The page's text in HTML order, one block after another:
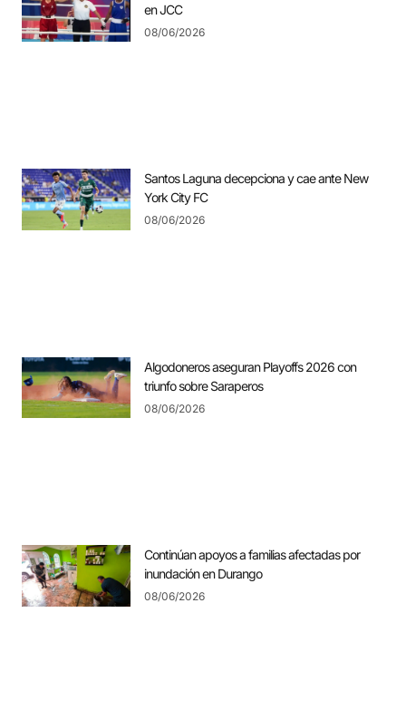
en JCC
08/06/2026
Santos Laguna decepciona y cae ante New
York City FC
08/06/2026
Algodoneros aseguran Playoffs 2026 con
triunfo sobre Saraperos
08/06/2026
Continúan apoyos a familias afectadas por
inundación en Durango
08/06/2026